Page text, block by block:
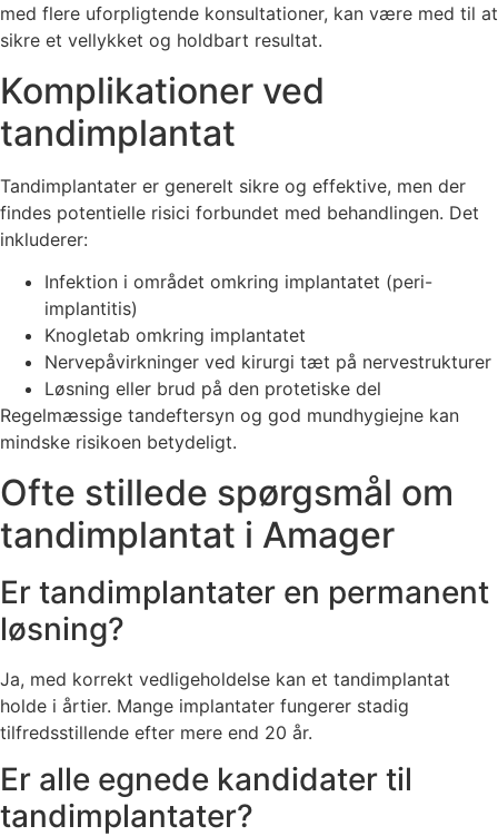
med flere uforpligtende konsultationer, kan være med til at
sikre et vellykket og holdbart resultat.
Komplikationer ved
tandimplantat
Tandimplantater er generelt sikre og effektive, men der
findes potentielle risici forbundet med behandlingen. Det
inkluderer:
Infektion i området omkring implantatet (peri-
implantitis)
Knogletab omkring implantatet
Nervepåvirkninger ved kirurgi tæt på nervestrukturer
Løsning eller brud på den protetiske del
Regelmæssige tandeftersyn og god mundhygiejne kan
mindske risikoen betydeligt.
Ofte stillede spørgsmål om
tandimplantat i Amager
Er tandimplantater en permanent
løsning?
Ja, med korrekt vedligeholdelse kan et tandimplantat
holde i årtier. Mange implantater fungerer stadig
tilfredsstillende efter mere end 20 år.
Er alle egnede kandidater til
tandimplantater?